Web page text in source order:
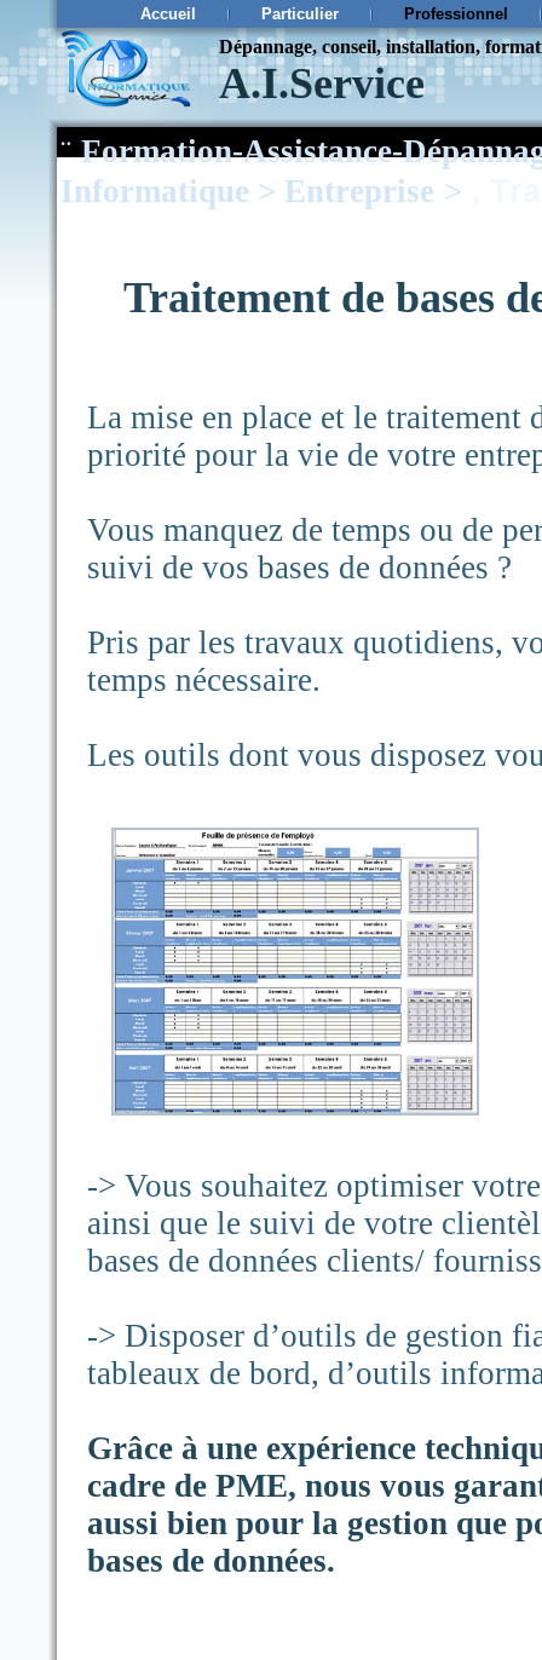
Accueil Particulier Professionnel
Dépannage, conseil, installation,
A.I.Service
¨ Formation-Assistance-
Informatique > Entreprise >
Traitement de bases
La mise en place et le traitement
priorité pour la vie de votre
Vous manquez de temps ou de
suivi de vos bases de données ?
Pris par les travaux quotidiens,
temps nécessaire.
Les outils dont vous disposez
-> Vous souhaitez optimiser
ainsi que le suivi de votre
bases de données clients/
-> Disposer d’outils de gestion
tableaux de bord, d’outils
Grâce à une expérience
cadre de PME, nous vous
aussi bien pour la gestion que
bases de données.